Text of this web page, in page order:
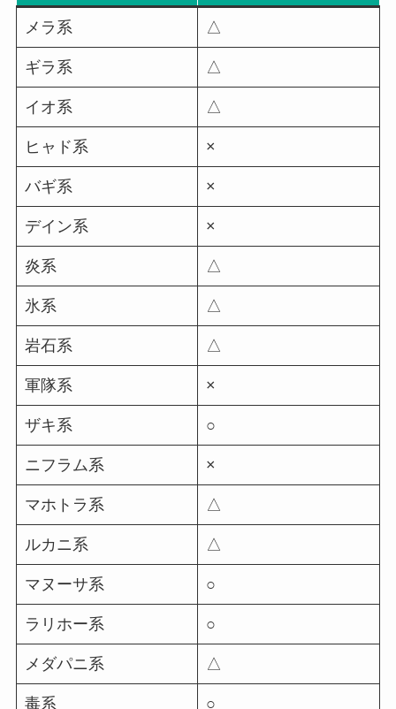
メラ系 △
ギラ系 △
イオ系 △
ヒャド系 ×
バギ系 ×
デイン系 ×
炎系 △
氷系 △
岩石系 △
軍隊系 ×
ザキ系 ○
ニフラム系 ×
マホトラ系 △
ルカニ系 △
マヌーサ系 ○
ラリホー系 ○
メダパニ系 △
毒系 ○